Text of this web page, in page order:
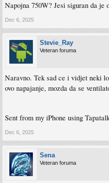
Napojna 750W? Jesi siguran da je
Dec 6, 2025
Stevie_Ray
Veteran foruma
Naravno. Tek sad ce i vidjet neki
ovo napajanje, mozda da se
Sent from my iPhone using
Dec 6, 2025
Sena
Veteran foruma